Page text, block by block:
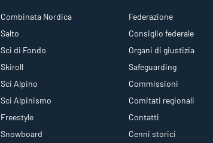
Combinata Nordica
Salto
Sci di Fondo
Skiroll
Sci Alpino
Sci Alpinismo
Freestyle
Snowboard
Federazione
Consiglio federale
Organi di giustizia
Safeguarding
Commissioni
Comitati regionali
Contatti
Cenni storici